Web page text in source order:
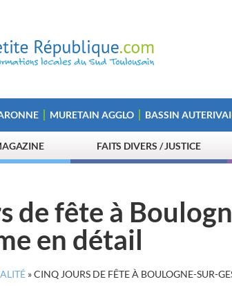
MURETAIN AGGLO BASSIN
FAITS DIVERS / JUSTICE
de fête à
en détail
»CINQ JOURS DE FÊTE À BOULOGNE-SUR-